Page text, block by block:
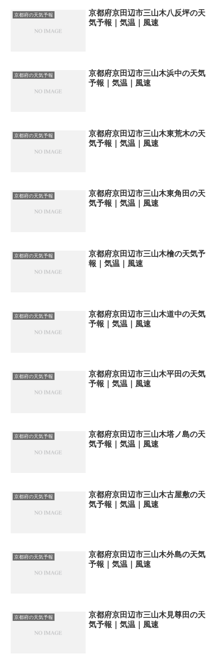
京都府の天気予報
京都府京田辺市三山木八反坪の天
気予報｜気温｜風速
京都府の天気予報
京都府京田辺市三山木浜中の天気
予報｜気温｜風速
京都府の天気予報
京都府京田辺市三山木東荒木の天
気予報｜気温｜風速
京都府の天気予報
京都府京田辺市三山木東角田の天
気予報｜気温｜風速
京都府の天気予報
京都府京田辺市三山木檜の天気予
報｜気温｜風速
京都府の天気予報
京都府京田辺市三山木道中の天気
予報｜気温｜風速
京都府の天気予報
京都府京田辺市三山木平田の天気
予報｜気温｜風速
京都府の天気予報
京都府京田辺市三山木塔ノ島の天
気予報｜気温｜風速
京都府の天気予報
京都府京田辺市三山木古屋敷の天
気予報｜気温｜風速
京都府の天気予報
京都府京田辺市三山木外島の天気
予報｜気温｜風速
京都府の天気予報
京都府京田辺市三山木見尊田の天
気予報｜気温｜風速